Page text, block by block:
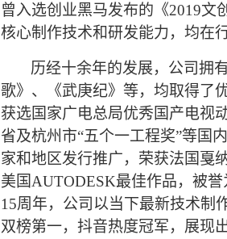
曾入选创业黑马发布的《2019文
核心制作技术和研发能力，均在
历经十余年的发展，公司拥
歌》、《武庚纪》等，均取得了
获选国家广电总局优秀国产电视
省及杭州市“五个一工程奖”等国
家和地区发行推广，荣获法国戛
美国AUTODESK最佳作品，被誉
15周年，公司以当下最新技术制
双榜第一，抖音热度冠军， 展现